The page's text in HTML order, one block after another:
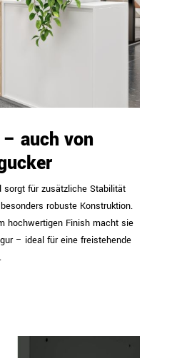
auch von
sorgt für zusätzliche Stabilität
robuste Konstruktion.
hochwertigen Finish macht sie
– ideal für eine freistehende